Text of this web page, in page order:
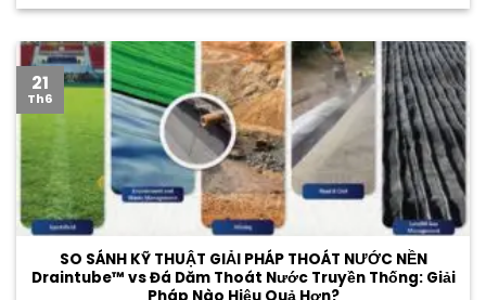
SO SÁNH KỸ THUẬT GIẢI PHÁP THOÁT NƯỚC NỀN
Draintube™ vs Đá Dăm Thoát Nước Truyền Thống: Giải
Pháp Nào Hiệu Quả Hơn?
21
Th6